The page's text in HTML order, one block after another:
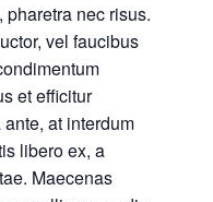
nec risus.
vel faucibus
et efficitur
at interdum
libero ex, a
Maecenas